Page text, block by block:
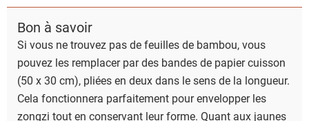
Bon à savoir
Si vous ne trouvez pas de feuilles de bambou, vous
pouvez les remplacer par des bandes de papier cuisson
(50 x 30 cm), pliées en deux dans le sens de la longueur.
Cela fonctionnera parfaitement pour envelopper les
zongzi tout en conservant leur forme. Quant aux jaunes